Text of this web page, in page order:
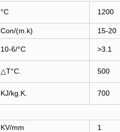
°C 1200
Con/(m.k)
15-20
10-6/°C >3.1
△T°C. 500
KJ/kg.K. 700
KV/mm
1